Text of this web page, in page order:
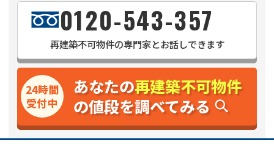
0120-543-357
再建築不可物件の専門家とお話しできます
あなたの再建築不可物件
の値段を調べてみる
24時間
受付中